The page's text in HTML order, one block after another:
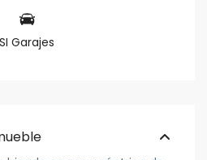
SI Garajes